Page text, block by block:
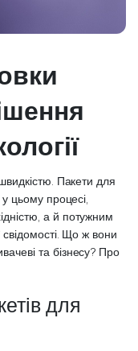
Пакети для
цьому процесі,
а й потужним
свідомості. Що ж вони
та бізнесу? Про
для